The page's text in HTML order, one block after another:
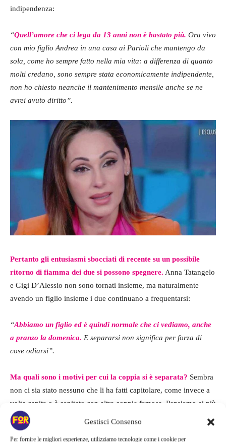
Gestisci Consenso
Per fornire le migliori esperienze, utilizziamo tecnologie come i cookie per
indipendenza:
“Quell’amore che ci lega da 13 anni non è bastato più. Ora vivo
con mio figlio Andrea in una casa ai Parioli che mantengo da
sola, come ho sempre fatto nella mia vita: a differenza di quanto
molti credano, sono sempre stata economicamente indipendente,
non ho chiesto neanche il mantenimento mensile anche se ne
avrei avuto diritto”.
Pertanto gli entusiasmi sbocciati di recente su un possibile
ritorno di fiamma dei due si possono spegnere. Anna Tatangelo
e Gigi D’Alessio non sono tornati insieme, ma naturalmente
avendo un figlio insieme i due continuano a frequentarsi:
“Abbiamo un figlio ed è quindi normale che ci vediamo, anche
a pranzo la domenica. E separarsi non significa per forza di
cose odiarsi”.
Ma quali sono i motivi per cui la coppia si è separata? Sembra
non ci sia stato nessuno che li ha fatti capitolare, come invece a
volte capita o è capitato con altre coppie famose. Pensiamo ai più
chiacchierati di questo periodo, Ilary Blasi e Francesco Totti.